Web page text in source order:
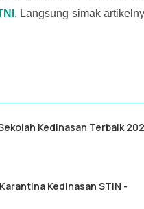
. Langsung simak
Kedinasan Terbaik
Kedinasan STIN -